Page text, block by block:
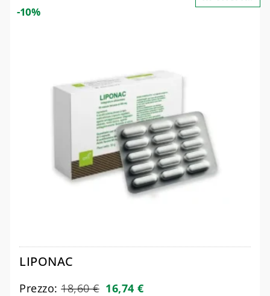
LIPONAC
Prezzo:18,60€ 16,74€
-10%